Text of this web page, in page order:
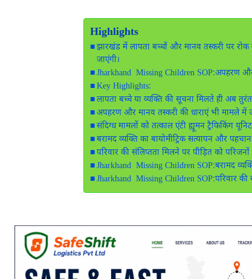
Highlights
झारखंड में लापता बच्चों और मानव तस्करी पर
जाएंगी।
Jharkhand Missing Children SOP:अपहरण और
Key Highlights:
लापता बच्चे या व्यक्ति की सूचना मिलते ही अब
अपहरण और मानव तस्करी की धाराएं भी मामले में
संदिग्ध मामलों को तत्काल एंटी ह्यूमन ट्रैफिकिंग
बरामद व्यक्ति का बायोमीट्रिक सत्यापन और
परिवार की संलिप्तता मिलने पर पीड़ित को
Jharkhand Missing Children SOP:बरामद
Jharkhand Missing Children SOP:परिवार की